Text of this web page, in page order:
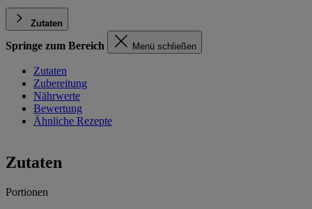
Zutaten
Springe zum Bereich Menü schließen
Zutaten
Zubereitung
Nährwerte
Bewertung
Ähnliche Rezepte
Zutaten
Portionen